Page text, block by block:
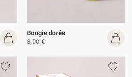
Bougie dorée
8,90 €